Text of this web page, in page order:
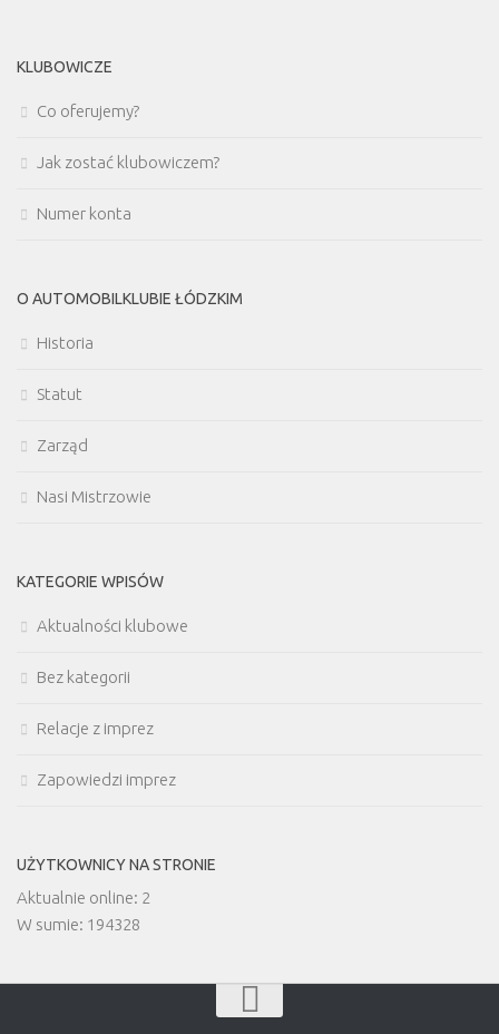
KLUBOWICZE
Co oferujemy?
Jak zostać klubowiczem?
Numer konta
O AUTOMOBILKLUBIE ŁÓDZKIM
Historia
Statut
Zarząd
Nasi Mistrzowie
KATEGORIE WPISÓW
Aktualności klubowe
Bez kategorii
Relacje z imprez
Zapowiedzi imprez
UŻYTKOWNICY NA STRONIE
Aktualnie online: 2
W sumie: 194328